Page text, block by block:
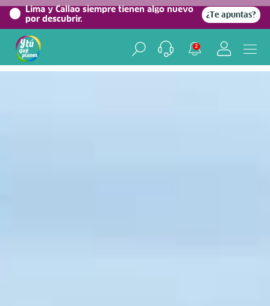
Lima y Callao siempre tienen algo nuevo
por descubrir.
¿Te apuntas?
2
Home/Blog viajero